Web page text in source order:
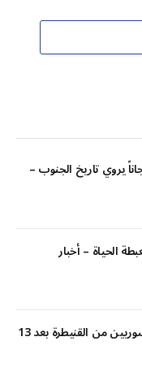
يروي تاريخ الجنوب –
الحياة – أخبار
إسرائيل تفرج عن معتقلين سوريين من القنيطرة بعد 13